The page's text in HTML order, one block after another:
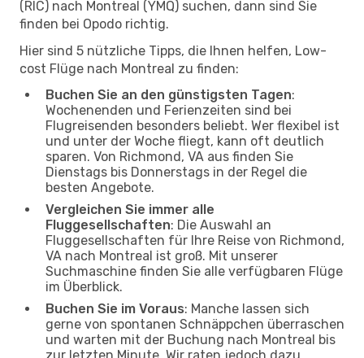
(RIC) nach Montreal (YMQ) suchen, dann sind Sie
finden bei Opodo richtig.
Hier sind 5 nützliche Tipps, die Ihnen helfen, Low-
cost Flüge nach Montreal zu finden:
Buchen Sie an den günstigsten Tagen:
Wochenenden und Ferienzeiten sind bei
Flugreisenden besonders beliebt. Wer flexibel ist
und unter der Woche fliegt, kann oft deutlich
sparen. Von Richmond, VA aus finden Sie
Dienstags bis Donnerstags in der Regel die
besten Angebote.
Vergleichen Sie immer alle
Fluggesellschaften: Die Auswahl an
Fluggesellschaften für Ihre Reise von Richmond,
VA nach Montreal ist groß. Mit unserer
Suchmaschine finden Sie alle verfügbaren Flüge
im Überblick.
Buchen Sie im Voraus: Manche lassen sich
gerne von spontanen Schnäppchen überraschen
und warten mit der Buchung nach Montreal bis